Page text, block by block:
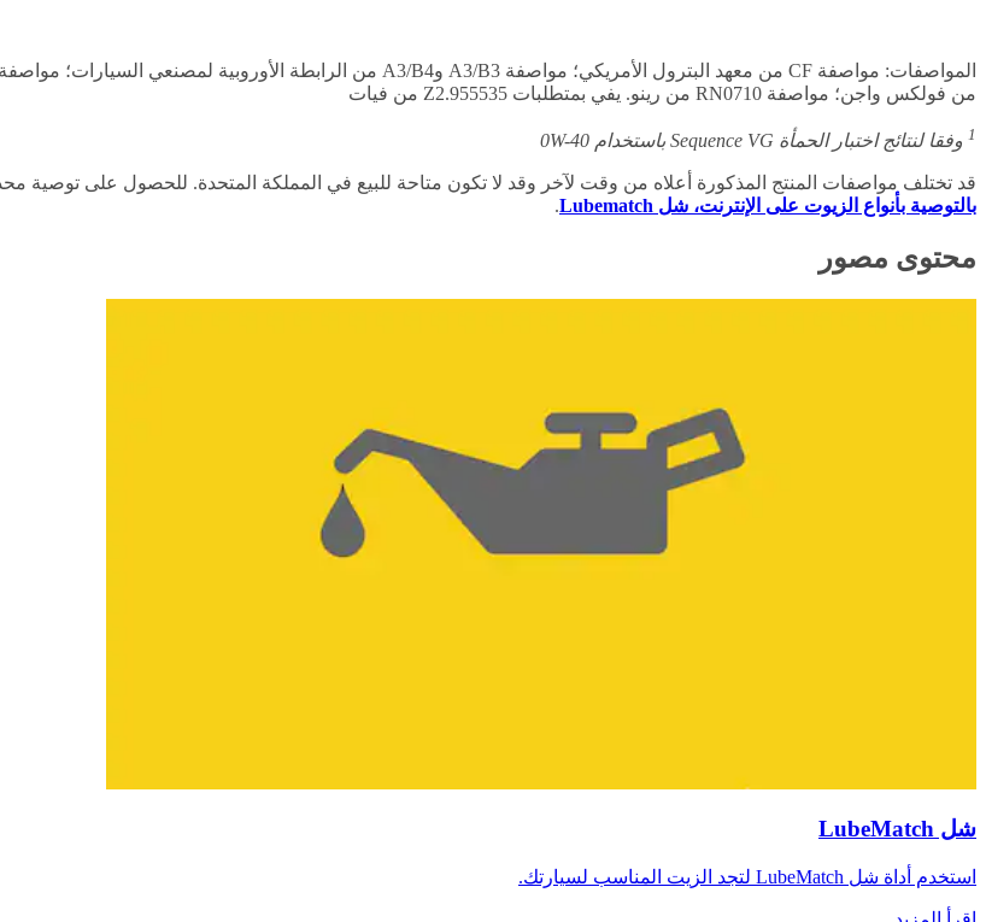
من فولكس واجن؛ مواصفة RN0710 من رينو. يفي بمتطلبات 955535.Z2 من فيات
1 وفقا لنتائج اختبار الحمأة Sequence VG باستخدام 0W-40
قد تختلف مواصفات المنتج المذكورة أعلاه من وقت لآخر وقد لا تكون متاحة للبيع في المملكة المتحدة. للحصول على توصية
بالتوصية بأنواع الزيوت على الإنترنت، شل Lubematch
.
محتوى مصور
شل LubeMatch
استخدم أداة شل LubeMatch لتجد الزيت المناسب لسيارتك.